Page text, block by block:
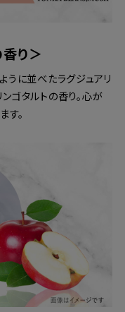
り＞
うに並べたラグジュアリ
ゴタルトの香り。心が
す。